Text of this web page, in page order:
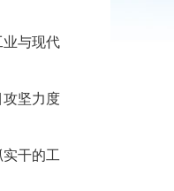
与现代
坚力度
干的工